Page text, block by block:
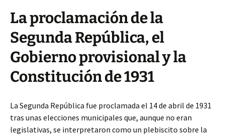
La proclamación de la
Segunda República, el
Gobierno provisional y la
Constitución de 1931
La Segunda República fue proclamada el 14 de abril de 1931
tras unas elecciones municipales que, aunque no eran
legislativas, se interpretaron como un plebiscito sobre la